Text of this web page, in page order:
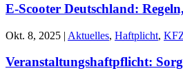
E-Scooter Deutschland:
Okt. 8, 2025 | Aktuelles, Haftplicht,
Veranstaltungshaftpflicht: